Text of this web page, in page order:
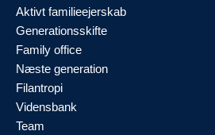
Aktivt familieejerskab
Generationsskifte
Family office
Næste generation
Filantropi
Vidensbank
Team